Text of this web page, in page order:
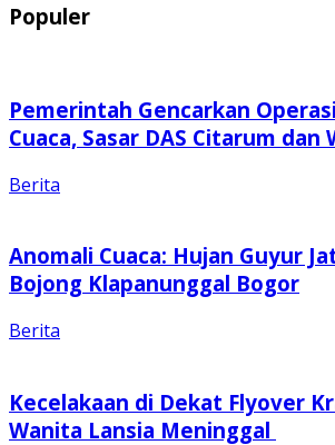
Populer
Pemerintah Gencarkan
Cuaca, Sasar DAS Citarum dan
Berita
Anomali Cuaca: Hujan Guyur
Bojong Klapanunggal Bogor
Berita
Kecelakaan di Dekat Flyover
Wanita Lansia Meninggal